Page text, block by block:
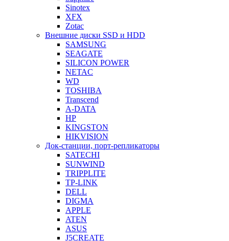
Sinotex
XFX
Zotac
Внешние диски SSD и HDD
SAMSUNG
SEAGATE
SILICON POWER
NETAC
WD
TOSHIBA
Transcend
A-DATA
HP
KINGSTON
HIKVISION
Док-станции, порт-репликаторы
SATECHI
SUNWIND
TRIPPLITE
TP-LINK
DELL
DIGMA
APPLE
ATEN
ASUS
J5CREATE